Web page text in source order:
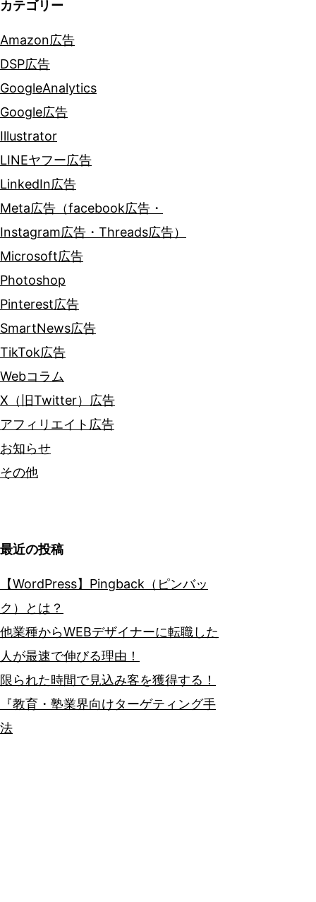
カテゴリー
Amazon広告
DSP広告
GoogleAnalytics
Google広告
Illustrator
LINEヤフー広告
LinkedIn広告
Meta広告（facebook広告・
Instagram広告・Threads広告）
Microsoft広告
Photoshop
Pinterest広告
SmartNews広告
TikTok広告
Webコラム
X（旧Twitter）広告
アフィリエイト広告
お知らせ
その他
最近の投稿
【WordPress】Pingback（ピンバッ
ク）とは？
他業種からWEBデザイナーに転職した
人が最速で伸びる理由！
限られた時間で見込み客を獲得する！
『教育・塾業界向けターゲティング手
法